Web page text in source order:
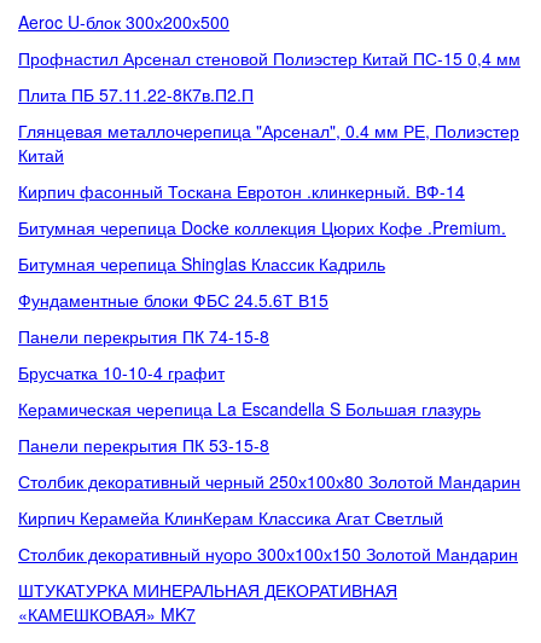
Aeroc U-блок 300х200х500
Профнастил Арсенал стеновой Полиэстер Китай ПС-15 0,4 мм
Плита ПБ 57.11.22-8К7в.П2.П
Глянцевая металлочерепица "Арсенал", 0.4 мм РЕ, Полиэстер
Китай
Кирпич фасонный Тоскана Евротон .клинкерный. ВФ-14
Битумная черепица Docke коллекция Цюрих Кофе .Premium.
Битумная черепица Shinglas Классик Кадриль
Фундаментные блоки ФБС 24.5.6Т В15
Панели перекрытия ПК 74-15-8
Брусчатка 10-10-4 графит
Керамическая черепица La Escandella S Большая глазурь
Панели перекрытия ПК 53-15-8
Столбик декоративный черный 250х100х80 Золотой Мандарин
Кирпич Керамейа КлинКерам Классика Агат Светлый
Столбик декоративный нуоро 300х100х150 Золотой Мандарин
ШТУКАТУРКА МИНЕРАЛЬНАЯ ДЕКОРАТИВНАЯ
«КАМЕШКОВАЯ» MK7